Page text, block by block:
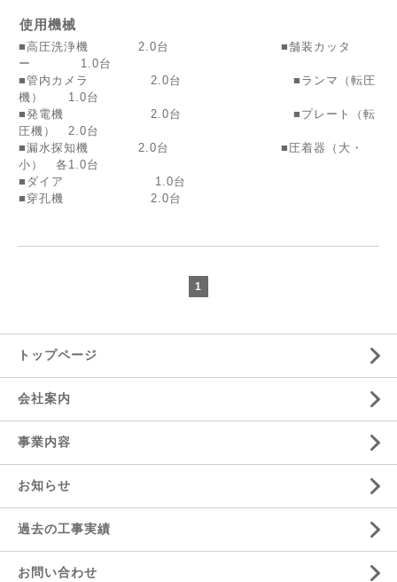
使用機械
■高圧洗浄機 2.0台 ■舗装カッタ
ー 1.0台
■管内カメラ 2.0台 ■ランマ（転圧
機） 1.0台
■発電機 2.0台 ■プレート（転
圧機） 2.0台
■漏水探知機 2.0台 ■圧着器（大・
小） 各1.0台
■ダイア 1.0台
■穿孔機 2.0台
1
トップページ
会社案内
事業内容
お知らせ
過去の工事実績
お問い合わせ